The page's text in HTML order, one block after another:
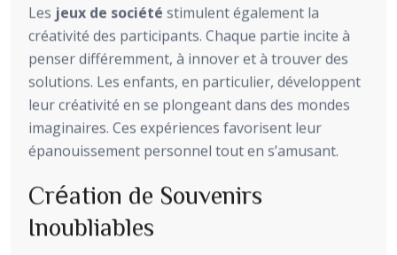
Les jeux de société stimulent également la
créativité des participants. Chaque partie incite à
penser différemment, à innover et à trouver des
solutions. Les enfants, en particulier, développent
leur créativité en se plongeant dans des mondes
imaginaires. Ces expériences favorisent leur
épanouissement personnel tout en s’amusant.
Création de Souvenirs
Inoubliables